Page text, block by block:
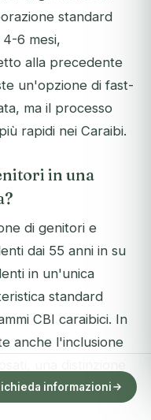
standard
6 mesi,
alla precedente
un'opzione di fast-
ma il processo
rapidi nei Caraibi.
in una
di genitori e
dai 55 anni in su
in un'unica
standard
CBI caraibici. In
anche l'inclusione
una distinzione
informazioni